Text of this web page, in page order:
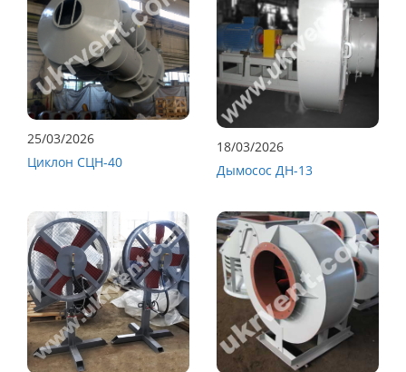
25/03/2026
Циклон СЦН-40
18/03/2026
Дымосос ДН-13